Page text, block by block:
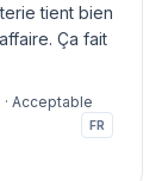
tient bien
Ça fait
· Acceptable
FR